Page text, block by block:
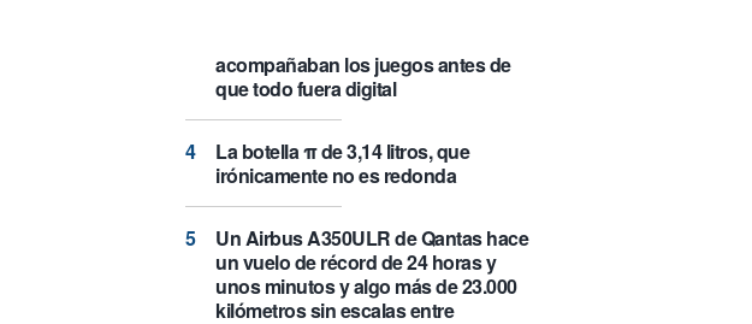
acompañaban los juegos antes de
que todo fuera digital
La botella π de 3,14 litros, que
irónicamente no es redonda
Un Airbus A350ULR de Qantas hace
un vuelo de récord de 24 horas y
unos minutos y algo más de 23.000
kilómetros sin escalas entre